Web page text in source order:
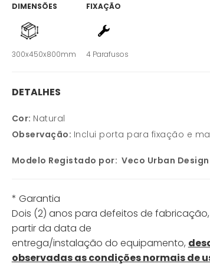
DIMENSÕES
300x450x800mm
FIXAÇÃO
4 Parafusos
DETALHES
Cor: Natural
Observação: Inclui porta para fixação e
Modelo Registado por: Veco Urban Design
* Garantia
Dois (2) anos para defeitos de
partir da data de
entrega/instalação do equipamento,
observadas as condições normais de